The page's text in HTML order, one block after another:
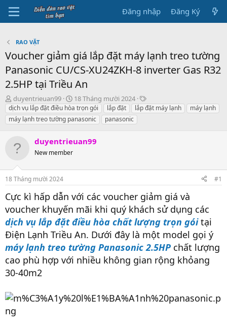
Đăng nhập Đăng Ký
RAO VẶT
Voucher giảm giá lắp đặt máy lạnh treo tường
Panasonic CU/CS-XU24ZKH-8 inverter Gas R32
2.5HP tại Triều An
B
ắ
t
đ
u
duyentrieuan99
N
g
à
y
ắ
ầ
18 Tháng mười 2024
T
h
dịch vụ lắp đặt điều hòa trọn gói lắp đặt lắp đặt máy lạnh
máy lạnh
máy lạnh treo tường panasonic
panasonic
duyentrieuan99
New member
18 Tháng mười 2024 #1
Cực kì hấp dẫn với các voucher giảm giá và
voucher khuyến mãi khi quý khách sử dụng các
dịch vụ lắp đặt điều hòa chất lượng trọn góitại
Điện Lạnh Triều An. Dưới đây là một model gọi ý
máy lạnh treo tường Panasonic 2.5HP chất lượng
cao phù hợp với nhiều không gian rộng khỏang
30-40m2